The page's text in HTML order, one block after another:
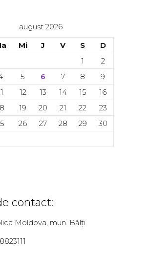
august 2026
Mi J V S
D
1
2
5 6 7 8
9
12 13 14 15
16
19 20 21 22
23
26 27 28 29
30
contact:
Moldova, mun. Bălți